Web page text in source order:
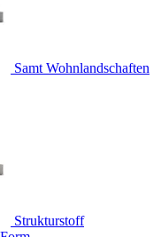
Samt Wohnlandschaften
Strukturstoff